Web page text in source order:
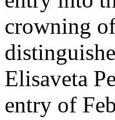
crowning
Elisaveta
entry of